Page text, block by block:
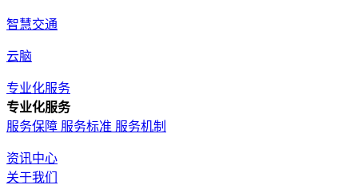
智慧交通
云脑
专业化服务
专业化服务
服务保障 服务标准 服务机制
资讯中心
关于我们